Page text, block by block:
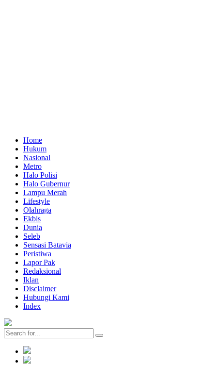
Home
Hukum
Nasional
Metro
Halo Polisi
Halo Gubernur
Lampu Merah
Lifestyle
Olahraga
Ekbis
Dunia
Seleb
Sensasi Batavia
Peristiwa
Lapor Pak
Redaksional
Iklan
Disclaimer
Hubungi Kami
Index